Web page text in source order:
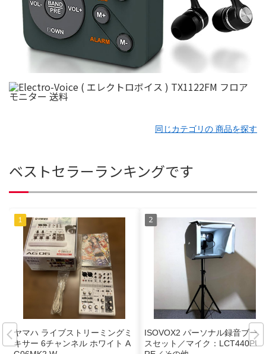
同じカテゴリの 商品を探す
ベストセラーランキングです
ヤマハ ライブストリーミングミ
キサー 6チャンネル ホワイト A
ISOVOX2 パーソナル録音ブー
スセット／マイク：LCT440PU